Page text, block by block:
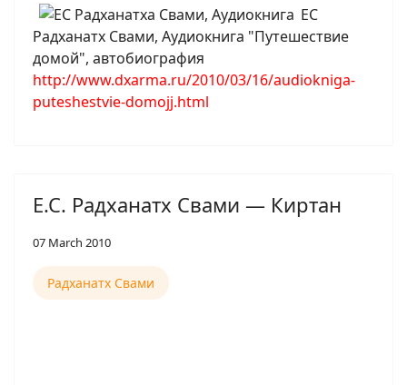
ЕС
Радханатх Свами, Аудиокнига "Путешествие
домой", автобиография
http://www.dxarma.ru/2010/03/16/audiokniga-
puteshestvie-domojj.html
Е.С. Радханатх Свами — Киртан
07 March 2010
Радханатх Свами